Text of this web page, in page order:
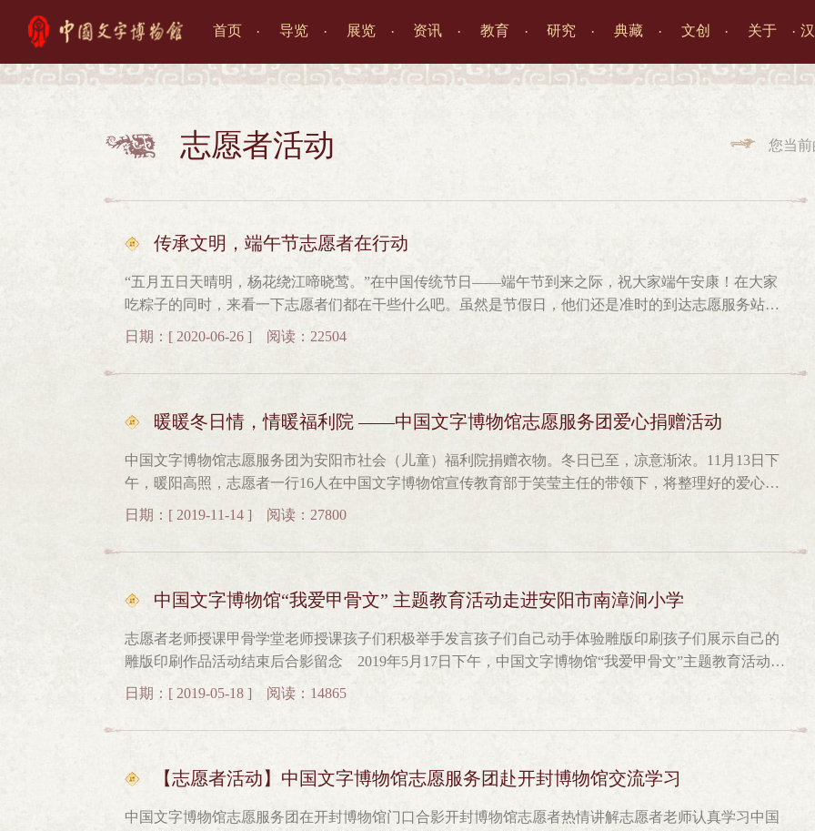
首页 导览 展览 资讯 教育 研究 典藏 文创 关于
 
 志愿者活动  您当
传承文明，端午节志愿者在行动
“五月五日天晴明，杨花绕江啼晓莺。”在中国传统节日——端午节到来之际，祝大家端午安康！在大家
吃粽子的同时，来看一下志愿者们都在干些什么吧。虽然是节假日，他们还是准时的到达志愿服务站。
不管是讲解志愿者、公众服务志愿者，还是新招募的定向志愿者都以饱满的热情和积极的状态投入到志
解答。讲解志愿者为参观博物馆的观众们进行着细致地讲解。在他们生动的讲解之下，很多小朋友对“文
一场跨越千年的穿越。新招募的摄影志愿者在为其他志愿者们拍摄服务照片自2009年开馆以来，志愿服
愿者就分为了摄影、手语、信息、外语等几个大类。志愿者们各司其职，但都秉持着“奉献、友爱、互
助、进步”的志愿者精神，共同为观众服务。即使是处在节假日，只要有能够到馆服务的机会，志愿者们
就都会积极地报名参加。志愿者们来自社会的各个阶层，或许每一个志愿者常常无法做到特别伟大的事
们不会停歇，只要我们“粽”志成城、齐心协力就能够创造出点亮整个社会的亮光！
日期：[ 2020-06-26 ] 阅读：22504
暖暖冬日情，情暖福利院 ——中国文字博物馆志愿服务团爱心捐赠活动
中国文字博物馆志愿服务团为安阳市社会（儿童）福利院捐赠衣物。冬日已至，凉意渐浓。11月13日下
午，暖阳高照，志愿者一行16人在中国文字博物馆宣传教育部于笑莹主任的带领下，将整理好的爱心衣
物600余件送至安阳市社会（儿童）福利院。志愿者们在福利院工作人员的带领下一起参观了福利院，
中。 中国文字博物馆志愿服务团针对特殊人群的关爱活动一直在持续开展，今后也将继续开展下去，
日期：[ 2019-11-14 ] 阅读：27800
中国文字博物馆“我爱甲骨文” 主题教育活动走进安阳市南漳涧小学
志愿者老师授课甲骨学堂老师授课孩子们积极举手发言孩子们自己动手体验雕版印刷孩子们展示自己的
雕版印刷作品活动结束后合影留念 2019年5月17日下午，中国文字博物馆“我爱甲骨文”主题教育活动走
进安阳市南漳涧小学，为孩子们带去了一堂生动有趣的汉字体验课程。 初夏的午后，阳光明媚，中国
喜闻乐见的形式，将视频、图片、互动融为一体，为同学们讲解了文字的发展，甲骨文的造字方法等。
教室里传出孩子们爽朗的笑声。雕版印刷互动环节，让同学们在了解雕版印刷知识的同时，可以亲身体
程内容，孩子们兴趣浓厚，收获颇丰。一位同学听了课后说：“通过老师的讲解，我发现甲骨文字特别有
日期：[ 2019-05-18 ] 阅读：14865
【志愿者活动】中国文字博物馆志愿服务团赴开封博物馆交流学习
中国文字博物馆志愿服务团在开封博物馆门口合影开封博物馆志愿者热情讲解志愿者老师认真学习中国